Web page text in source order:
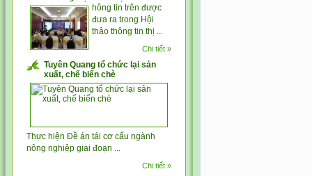
hông tin trên được
đưa ra trong Hội
thảo thông tin thị ...
Chi tiết »
Tuyên Quang tổ chức lại sản
xuất, chế biến chè
Thực hiện Đề án tái cơ cấu ngành
nông nghiệp giai đoạn ...
Chi tiết »